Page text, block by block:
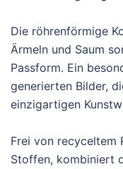
Die röhrenförmige
Ärmeln und Saum
Passform. Ein
generierten Bilder,
einzigartigen
Frei von recyceltem
Stoffen, kombiniert